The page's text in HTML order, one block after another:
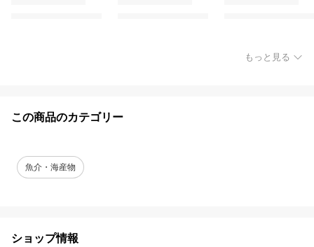
もっと見る
この商品のカテゴリー
魚介・海産物
ショップ情報